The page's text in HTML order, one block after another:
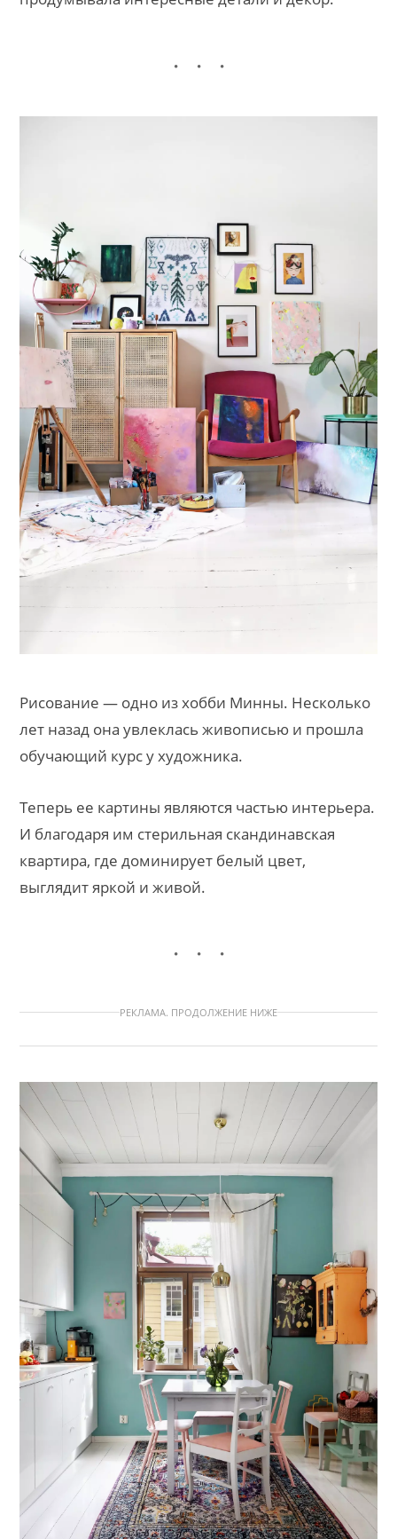
Рисование — одно из хобби Минны. Несколько
лет назад она увлеклась живописью и прошла
обучающий курс у художника.
Теперь ее картины являются частью интерьера.
И благодаря им стерильная скандинавская
квартира, где доминирует белый цвет,
выглядит яркой и живой.
РЕКЛАМА. ПРОДОЛЖЕНИЕ НИЖЕ